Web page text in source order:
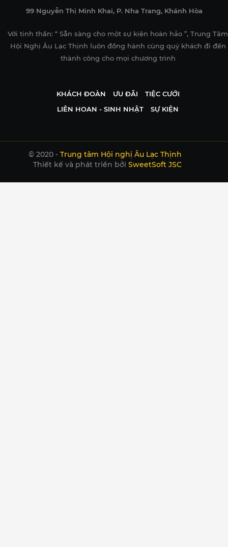
Với tinh thần: “ Sẵn sàng cho một sự kiện hoàn hảo ”, Trung Tâm
Hội Nghị Âu Lạc Thịnh luôn đồng hành cùng quý khách đi đến
thành công cho mọi chương trình
KHÁCH ĐOÀN ƯU ĐÃI
TIỆC CƯỚI
LIÊN HOAN - SINH NHẬT
SỰ KIỆN
99 Nguyễn Thị Minh Khai, P. Nha Trang, Khánh Hòa
© 2020 - Trung tâm Hội nghị Âu Lạc Thịnh
Thiết kế và phát triển bởi SweetSoft JSC